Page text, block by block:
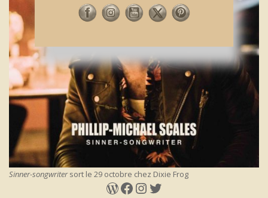
Sinner-songwritersort le 29 octobre chez Dixie Frog
WordPress
Facebook
Instagram
Twitter